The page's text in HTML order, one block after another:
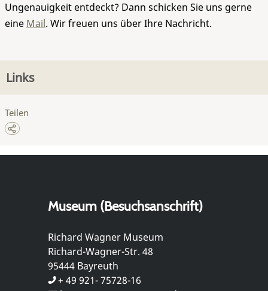
Ungenauigkeit entdeckt? Dann schicken Sie uns gerne
eine Mail. Wir freuen uns über Ihre Nachricht.
Links
Teilen
Museum (Besuchsanschrift)
Richard Wagner Museum
Richard-Wagner-Str. 48
95444 Bayreuth
+ 49 921- 75728-16